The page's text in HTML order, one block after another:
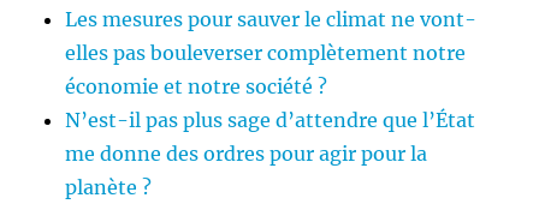
Les mesures pour sauver le climat ne vont-
elles pas bouleverser complètement notre
économie et notre société ?
N’est-il pas plus sage d’attendre que l’État
me donne des ordres pour agir pour la
planète ?